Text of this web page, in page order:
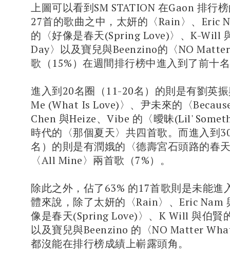
上圖可以看到SM STATION 在Gaon 排行
27首的歌曲之中，太妍的〈Rain〉、Eric
的〈好像是春天(Spring Love)〉、K-Will
Day〉以及寶兒與Beenzino的〈NO
歌（15%）在週間排行榜中進入到了前十
進入到20名圈（11-20名）的則是有劉英
Me (What Is Love)〉、尹未來的〈
Chen 與Heize、Vibe 的〈曖昧(Lil'
時代的〈那個夏天〉共四首歌。而進入到
名）的則是有潤娥的〈德壽宮石頭路的春
〈All Mine〉兩首歌（7%）。
除此之外，佔了63% 的17首歌則是未能進
體來說，除了太妍的〈Rain〉、Eric Nam
像是春天(Spring Love)〉、K Will 與伯賢
以及寶兒與Beenzino 的〈NO Matter
都沒能在排行榜成績上嶄露頭角。